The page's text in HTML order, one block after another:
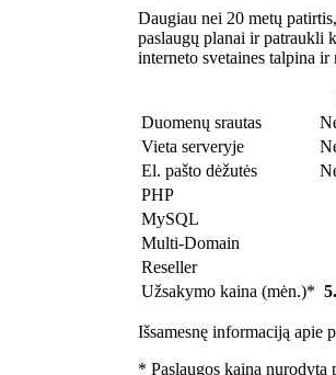
Daugiau nei 20 metų
paslaugų planai ir patraukli
interneto svetaines talpina
Duomenų srautas
Vieta serveryje
El. pašto dėžutės
PHP
MySQL
Multi-Domain
Reseller
Užsakymo kaina (mėn.)*
Išsamesnę informaciją apie
* Paslaugos kaina nurodyta